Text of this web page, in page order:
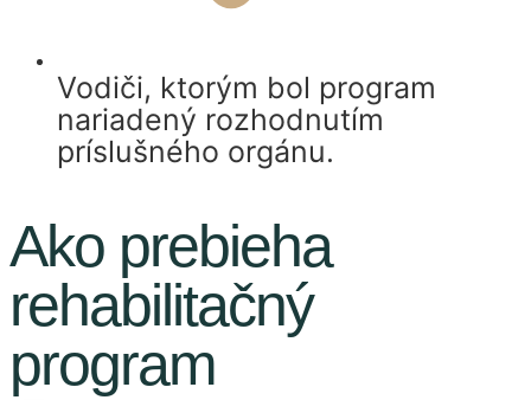
Vodiči, ktorým bol program
nariadený rozhodnutím
príslušného orgánu.
Ako prebieha
rehabilitačný
program